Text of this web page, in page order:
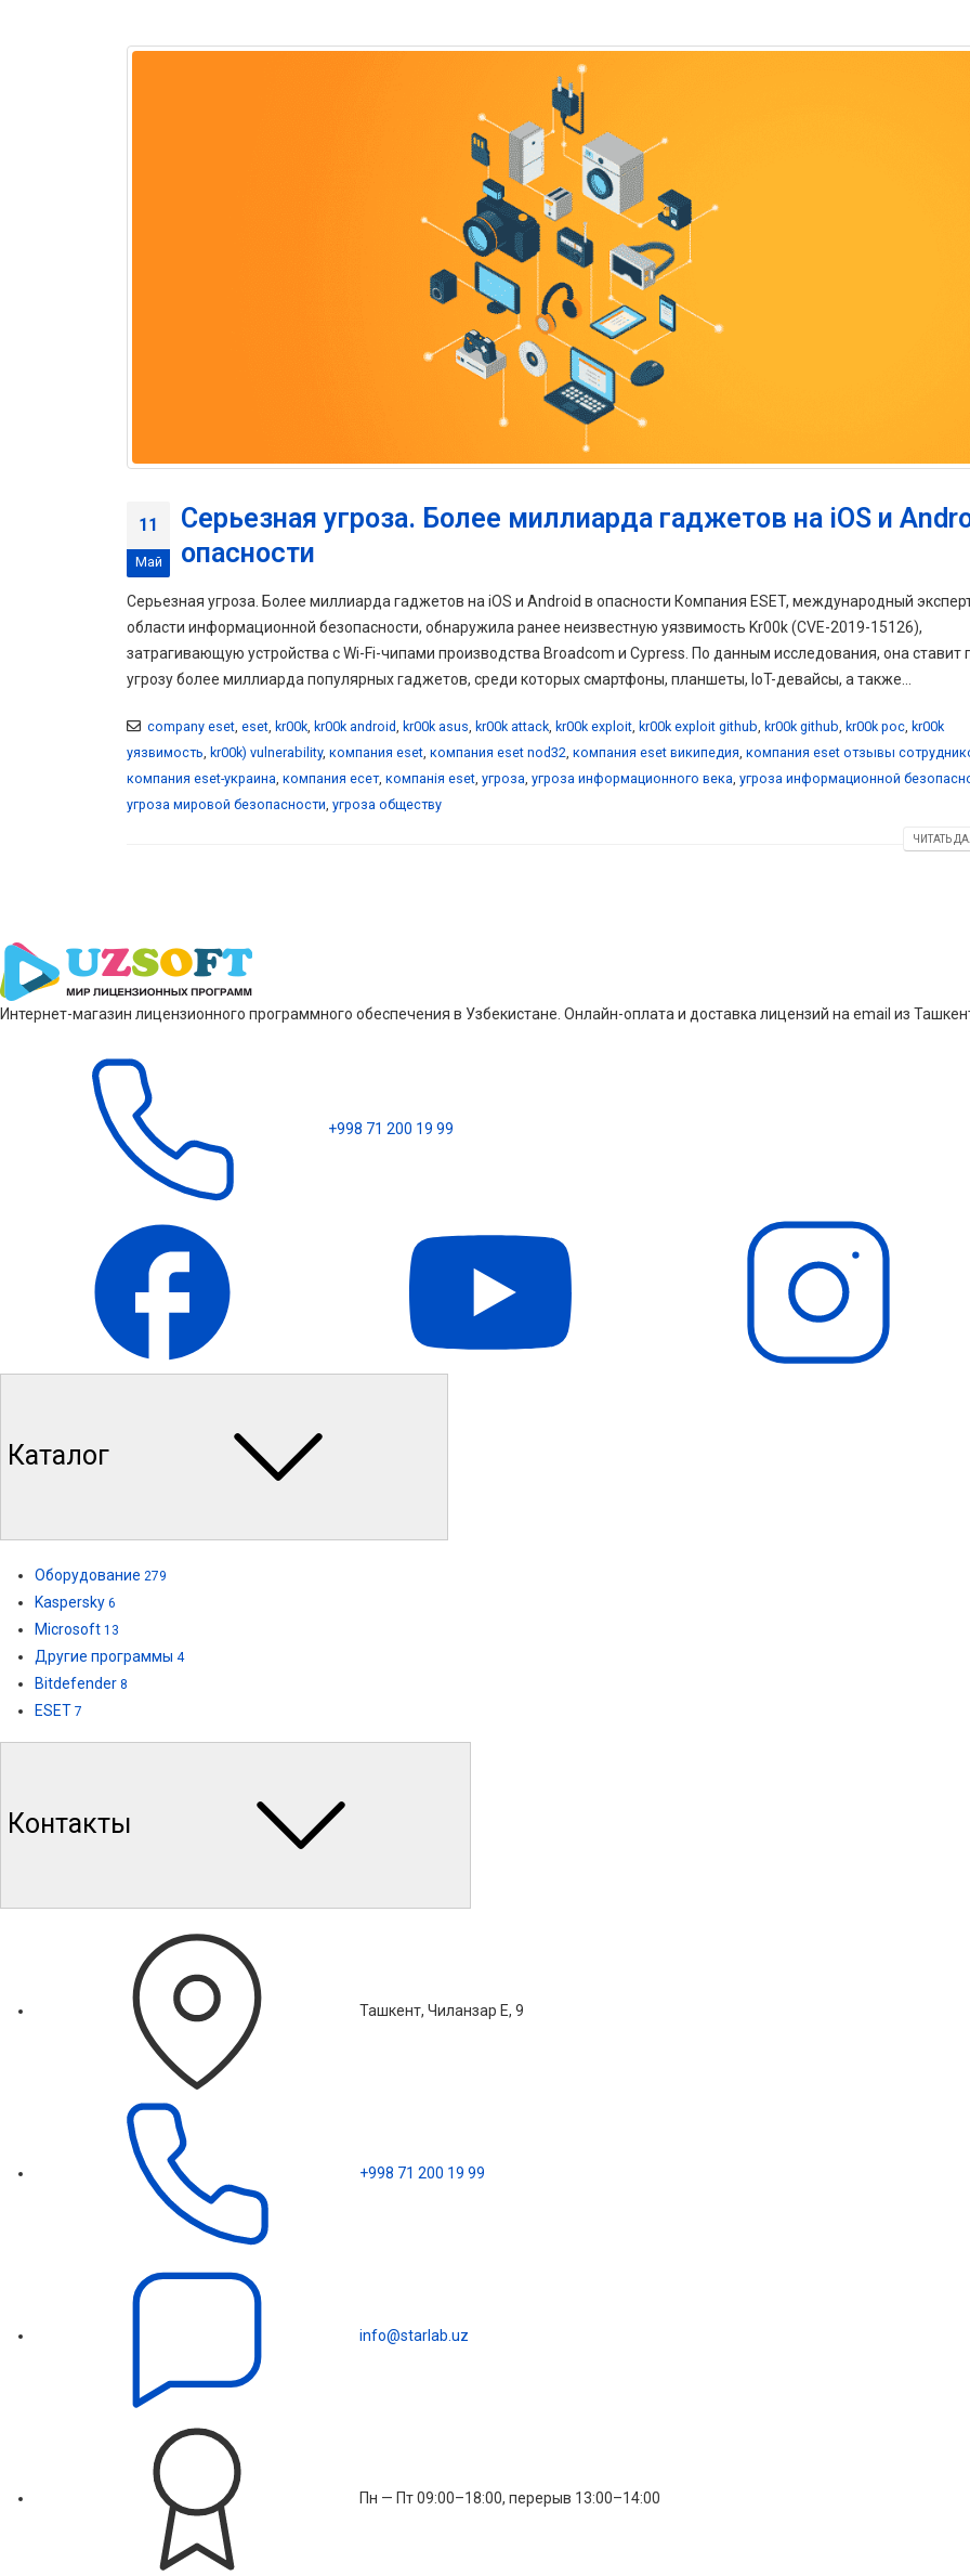
11
Май
Серьезная угроза. Более миллиарда гаджетов на iOS и
опасности
Серьезная угроза. Более миллиарда гаджетов на iOS и Android в опасности Компания ESET, международный
области информационной безопасности, обнаружила ранее неизвестную уязвимость Kr00k (CVE-2019-15126),
затрагивающую устройства с Wi-Fi-чипами производства Broadcom и Cypress. По данным исследования, она ставит
угрозу более миллиарда популярных гаджетов, среди которых смартфоны, планшеты, IoT-девайсы, а также...
company eset, eset, kr00k, kr00k android kr00k asus kr00k attack, kr00k exploit, kr00k exploit github kr00k github kr00k poc, kr00k
уязвимость kr00k) vulnerability, компания eset компания eset nod32 компания eset википедия компания eset отзывы
компания eset-украина компания есет, компанія eset угроза угроза информационного века угроза информационной
угроза мировой безопасности угроза обществу
ЧИТАТЬ
Интернет-магазин лицензионного программного обеспечения в Узбекистане. Онлайн-оплата и доставка лицензий на email из
+998 71 200 19 99
Каталог
Оборудование 279
Kaspersky 6
Microsoft 13
Другие программы 4
Bitdefender 8
ESET 7
Контакты
Ташкент, Чиланзар Е, 9
+998 71 200 19 99
info@starlab.uz
Пн — Пт 09:00–18:00, перерыв 13:00–14:00